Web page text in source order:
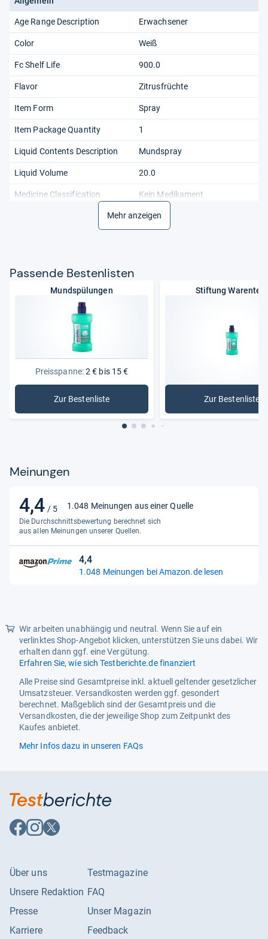
Age Range Description Erwachsener
Color Weiß
Fc Shelf Life 900.0
Flavor Zitrusfrüchte
Item Form Spray
Item Package Quantity 1
Liquid Contents Description Mundspray
Liquid Volume 20.0
Medicine Classification Kein Medikament
170019
Product Expiration Type
Recommended Browse Nodes
Safety Warning
Unit Count
Weight 0.09 Pounds
Mehr anzeigen
Pas­sende Bes­ten­lis­ten
Mundspülungen
Preisspanne:2 € bis 15 €
Zur Bestenliste: Mundspülungen
Stiftung Warentest
Zur Bestenliste
: Stiftung
Meinungen
4,4 / 5
4,4
von
5
Sternen
1.048 Meinungen aus einer Quelle
Die Durchschnittsbewertung berechnet sich
aus allen Meinungen unserer Quellen.
4,4
4,4
von
1.048 Meinungen bei Amazon.de lesen
Wir arbeiten unabhängig und neutral. Wenn Sie auf ein
verlinktes Shop-Angebot klicken, unterstützen Sie uns dabei. Wir
erhalten dann ggf. eine Vergütung.
Erfahren Sie, wie sich Testberichte.de finanziert
Alle Preise sind Gesamtpreise inkl. aktuell geltender gesetzlicher
Umsatzsteuer. Versandkosten werden ggf. gesondert
berechnet. Maßgeblich sind der Gesamtpreis und die
Versandkosten, die der jeweilige Shop zum Zeitpunkt des
Kaufes anbietet.
Mehr Infos dazu in unseren FAQs
Auf
Facebook
Auf
Instagram
Auf
X
Über uns
Unsere Redaktion
Presse
Karriere
Testmagazine
FAQ
Unser Magazin
Feedback